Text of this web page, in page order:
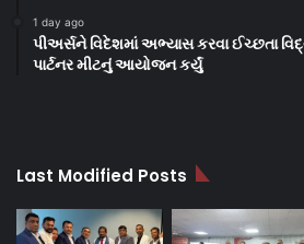
1 day ago
પીઅર્સને વિદેશમાં અભ્યાસ કરવા ઈચ્છતા
પાર્ટનર મીટનું આયોજન કર્યું
Last Modified Posts